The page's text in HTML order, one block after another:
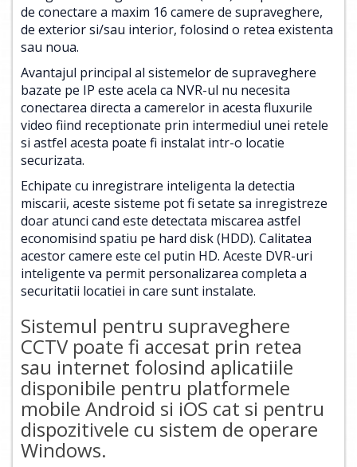
de conectare a maxim 16 camere de supraveghere,
de exterior si/sau interior, folosind o retea existenta
sau noua.
Avantajul principal al sistemelor de supraveghere
bazate pe IP este acela ca NVR-ul nu necesita
conectarea directa a camerelor in acesta fluxurile
video fiind receptionate prin intermediul unei retele
si astfel acesta poate fi instalat intr-o locatie
securizata.
Echipate cu inregistrare inteligenta la detectia
miscarii, aceste sisteme pot fi setate sa inregistreze
doar atunci cand este detectata miscarea astfel
economisind spatiu pe hard disk (HDD). Calitatea
acestor camere este cel putin HD. Aceste DVR-uri
inteligente va permit personalizarea completa a
securitatii locatiei in care sunt instalate.
Sistemul pentru supraveghere
CCTV poate fi accesat prin retea
sau internet folosind aplicatiile
disponibile pentru platformele
mobile Android si iOS cat si pentru
dispozitivele cu sistem de operare
Windows.